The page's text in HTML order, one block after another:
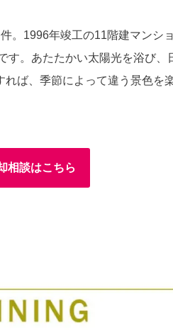
。1996年竣工の11階建マンシ
す。あたたかい太陽光を浴び、
ば、季節によって違う景色を
相談はこちら